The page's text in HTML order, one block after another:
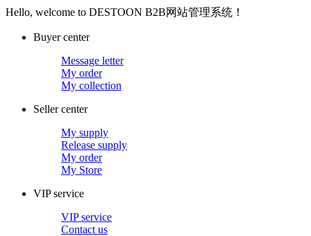
Hello, welcome to DESTOON B2B网站管理系统！
Buyer center
Message letter
My order
My collection
Seller center
My supply
Release supply
My order
My Store
VIP service
VIP service
Contact us